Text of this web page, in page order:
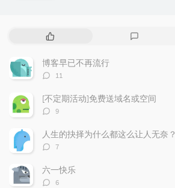
热
文
章
博客早已不再流行
评
数：
11
[不定期活动]免费送域名或空间
评
数：
9
人生的抉择为什么都这么让人无奈？
评
数：
7
六一快乐
评
6